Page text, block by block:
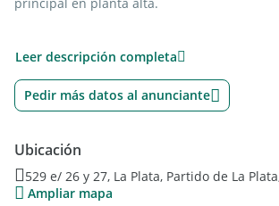
Living comedor amplio con cocina integrada
desayunadora
2 dormitorios
Lavadero cubierto con baño de servicio
Pileta
Planta alta:
Leer descripción completa
Pedir más datos al anunciante
Ubicación
529 e/ 26 y 27, La Plata, Partido de La
Ampliar mapa